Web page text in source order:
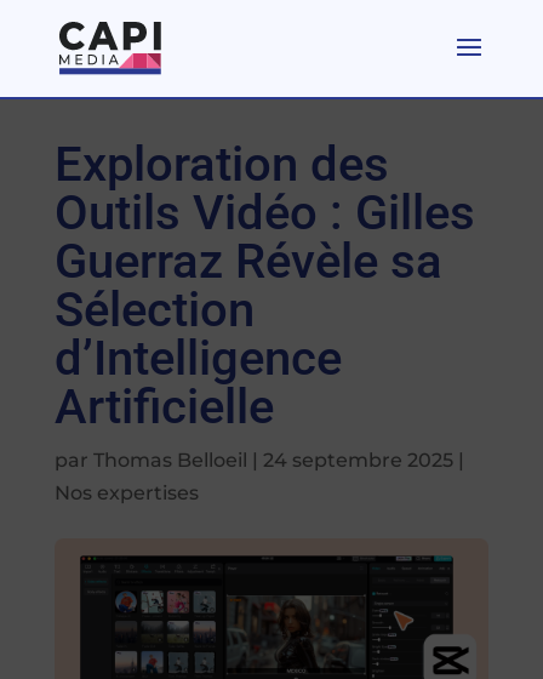
Exploration des
Outils Vidéo : Gilles
Guerraz Révèle sa
Sélection
d’Intelligence
Artificielle
par Thomas Belloeil | 24 septembre 2025|
Nos expertises